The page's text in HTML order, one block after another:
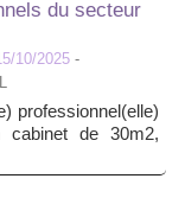
du secteur
10/2025 -
professionnel(elle)
cabinet de 30m2,